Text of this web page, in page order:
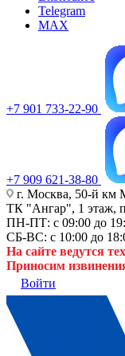
Telegram
MAX
+7 901 733-22-90
+7 909 621-38-80
г. Москва, 50-й
ТК "Ангар", 1 этаж,
ПН-ПТ: с 09:00 до
СБ-ВС: с 10:00 до
На сайте ведутся
Приносим
Войти